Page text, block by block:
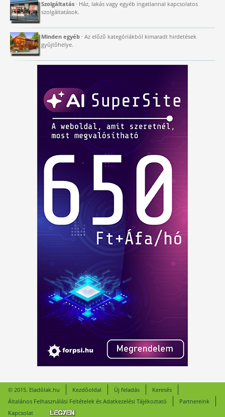
Szolgáltatás · Ház, lakás vagy egyéb ingatlannal kapcsolatos
szolgáltatások.
Minden egyéb · Az elõzõ kategóriákból kimaradt hirdetések
gyûjtõhelye.
© 2015. Eladólak.hu Kezdõoldal Új feladás
Keresés
Általános Felhasználási Feltételek és Adatkezelési Tájékoztató
Partnereink
Kapcsolat